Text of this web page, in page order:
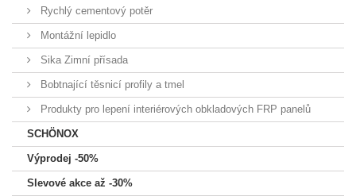
Rychlý cementový potěr
Montážní lepidlo
Sika Zimní přísada
Bobtnající těsnicí profily a tmel
Produkty pro lepení interiérových obkladových FRP panelů
SCHÖNOX
Výprodej -50%
Slevové akce až -30%